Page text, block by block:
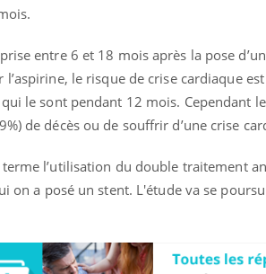
entre 6 et 18 mois après la pose
le risque de crise cardiaque
le sont pendant 12 mois. Cependant
de décès ou de souffrir d’une crise
l’utilisation du double traitement
on a posé un stent. L'étude va se